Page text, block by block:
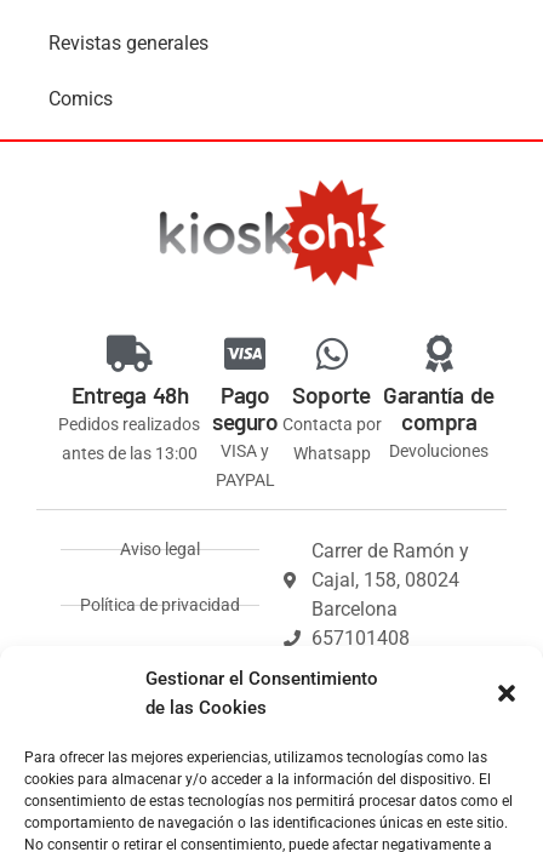
Gestionar el Consentimiento
de las Cookies
Para ofrecer las mejores experiencias, utilizamos tecnologías como las
cookies para almacenar y/o acceder a la información del dispositivo. El
consentimiento de estas tecnologías nos permitirá procesar datos como el
comportamiento de navegación o las identificaciones únicas en este sitio.
No consentir o retirar el consentimiento, puede afectar negativamente a
Revistas generales
Comics
Entrega 48h
Pedidos realizados
antes de las 13:00
Pago
seguro
VISA y
PAYPAL
Soporte
Contacta por
Whatsapp
Garantía de
compra
Devoluciones
Aviso legal
Política de privacidad
devoluciones
Carrer de Ramón y
Cajal, 158, 08024
Barcelona
657101408
info@kioskoh.com
Coleccionismo en
Barcelona: tus
coleccionables de
Kiosko.